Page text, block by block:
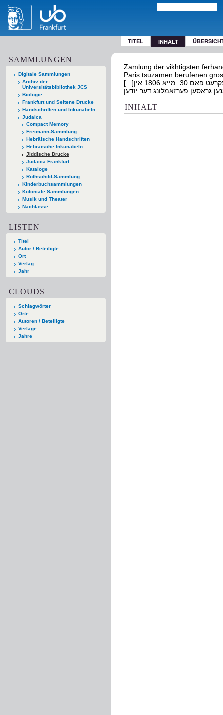
TITEL INHALT
SAMMLUNGEN
Digitale Sammlungen
Archiv der
Universitätsbibliothek JCS
Biologie
Frankfurt und Seltene Drucke
Handschriften und Inkunabeln
Judaica
Compact Memory
Freimann-Sammlung
Hebräische Handschriften
Hebräische Inkunabeln
Jiddische Drucke
Judaica Frankfurt
Kataloge
Rothschild-Sammlung
Kinderbuchsammlungen
Koloniale Sammlungen
Musik und Theater
Nachlässe
LISTEN
Titel
Autor / Beteiligte
Ort
Verlag
Jahr
CLOUDS
Schlagwörter
Orte
Autoren / Beteiligte
Verlage
Jahre
Zamlung der ṿikhṭigsṭen
Paris tsuzamen berufenen
[...]זאמלונג דער וויכטיגסטען פערהאנדלונגען : בייא דער דורך איין קייסערליכעס דעקרעט פאם 30. מייא 1806 אין
INHALT